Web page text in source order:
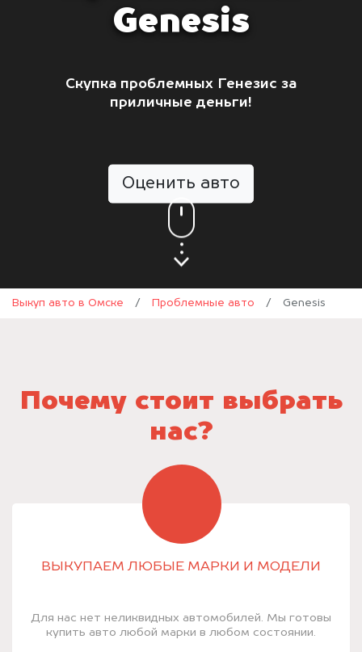
Genesis
Скупка проблемных Генезис за
приличные деньги!
Оценить авто
Выкуп авто в Омске / Проблемные авто / Genesis
Почему стоит выбрать
нас?
ВЫКУПАЕМ ЛЮБЫЕ МАРКИ И МОДЕЛИ
Для нас нет неликвидных автомобилей. Мы готовы
купить авто любой марки в любом состоянии.